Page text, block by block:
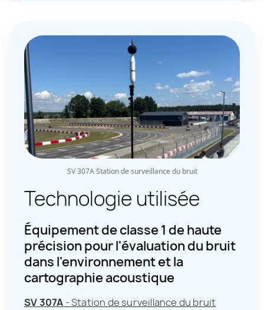
Technologie utilisée
Équipement de classe 1 de haute
précision pour l'évaluation du bruit
dans l'environnement et la
cartographie acoustique
SV 307A - Station de surveillance du bruit
SV 307A Station de surveillance du bruit